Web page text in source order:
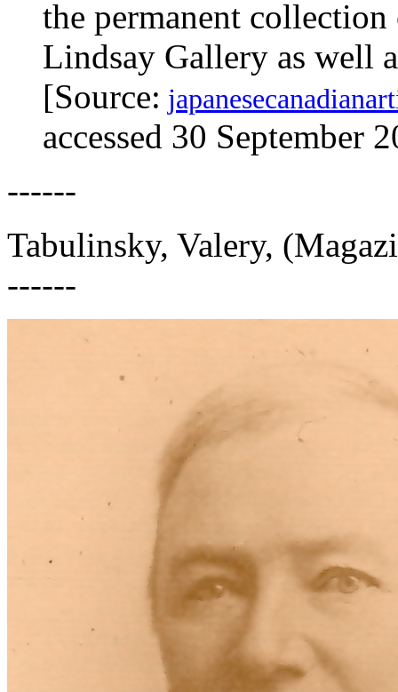
the permanent collection
Lindsay Gallery as well
[Source:
accessed 30 September
------
Tabulinsky, Valery,
------